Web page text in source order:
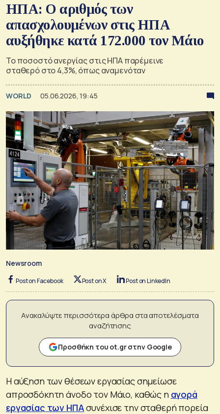
ΗΠΑ: Ο αριθμός των
απασχολουμένων στις ΗΠΑ
αυξήθηκε κατά 172.000 τον Μάιο
Το ποσοστό ανεργίας στις ΗΠΑ παρέμεινε
σταθερό στο 4,3%, όπως αναμενόταν
WORLD 05.06.2026, 19:45
Newsroom
Post on Facebook Post on X Post on LinkedIn
Ανακαλύψτε περισσότερα άρθρα στα αποτελέσματα
αναζήτησης
Προσθήκη του ot.gr στην Google
Η αύξηση των θέσεων εργασίας σημείωσε
απροσδόκητη άνοδο τον Μάιο, καθώς η αγορά
εργασίας των ΗΠΑσυνέχισε την σταθερή πορεία